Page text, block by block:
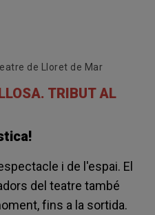
de Lloret de Mar
TRIBUT AL
i de l'espai. El
del teatre també
fins a la sortida.